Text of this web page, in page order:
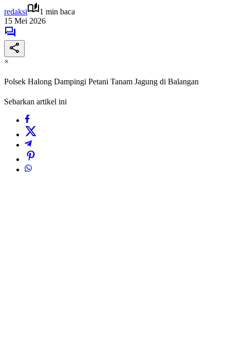
redaksi
1 min baca
15 Mei 2026
×
Polsek Halong Dampingi Petani Tanam Jagung di Balangan
Sebarkan artikel ini